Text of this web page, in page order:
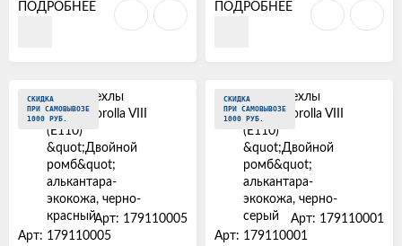
ПОДРОБНЕЕ ПОДРОБНЕЕ
СКИДКА
ПРИ САМОВЫВОЗЕ
1000 РУБ.
Арт: 179110005
Арт: 179110005
СКИДКА
ПРИ САМОВЫВОЗЕ
1000 РУБ.
Арт: 179110001
Арт: 179110001